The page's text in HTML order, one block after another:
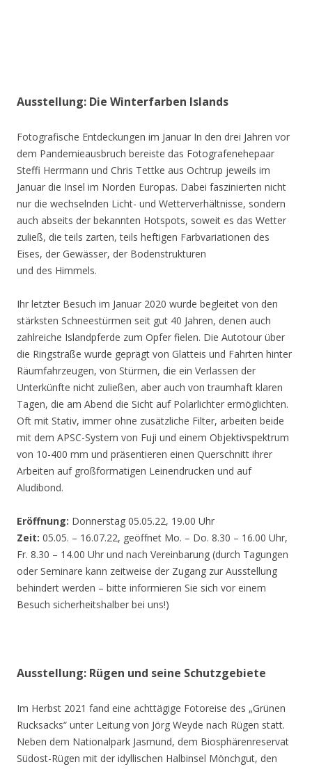
Ausstellung: Die Winterfarben Islands
Fotografische Entdeckungen im Januar In den drei Jahren vor
dem Pandemieausbruch bereiste das Fotografenehepaar
Steffi Herrmann und Chris Tettke aus Ochtrup jeweils im
Januar die Insel im Norden Europas. Dabei faszinierten nicht
nur die wechselnden Licht- und Wetterverhältnisse, sondern
auch abseits der bekannten Hotspots, soweit es das Wetter
zuließ, die teils zarten, teils heftigen Farbvariationen des
Eises, der Gewässer, der Bodenstrukturen
und des Himmels.
Ihr letzter Besuch im Januar 2020 wurde begleitet von den
stärksten Schneestürmen seit gut 40 Jahren, denen auch
zahlreiche Islandpferde zum Opfer fielen. Die Autotour über
die Ringstraße wurde geprägt von Glatteis und Fahrten hinter
Räumfahrzeugen, von Stürmen, die ein Verlassen der
Unterkünfte nicht zuließen, aber auch von traumhaft klaren
Tagen, die am Abend die Sicht auf Polarlichter ermöglichten.
Oft mit Stativ, immer ohne zusätzliche Filter, arbeiten beide
mit dem APSC-System von Fuji und einem Objektivspektrum
von 10-400 mm und präsentieren einen Querschnitt ihrer
Arbeiten auf großformatigen Leinendrucken und auf
Aludibond.
Eröffnung: Donnerstag 05.05.22, 19.00 Uhr
Zeit: 05.05. – 16.07.22, geöffnet Mo. – Do. 8.30 – 16.00 Uhr,
Fr. 8.30 – 14.00 Uhr und nach Vereinbarung (durch Tagungen
oder Seminare kann zeitweise der Zugang zur Ausstellung
behindert werden – bitte informieren Sie sich vor einem
Besuch sicherheitshalber bei uns!)
Ausstellung: Rügen und seine Schutzgebiete
Im Herbst 2021 fand eine achttägige Fotoreise des „Grünen
Rucksacks“ unter Leitung von Jörg Weyde nach Rügen statt.
Neben dem Nationalpark Jasmund, dem Biosphärenreservat
Südost-Rügen mit der idyllischen Halbinsel Mönchgut, den